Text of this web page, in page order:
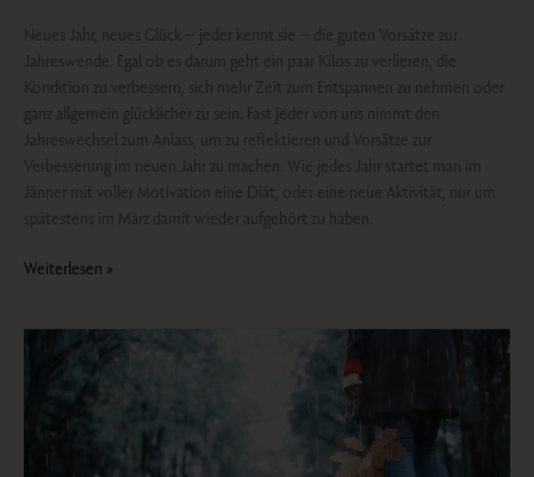
Neues Jahr, neues Glück – jeder kennt sie – die guten Vorsätze zur
Jahreswende. Egal ob es darum geht ein paar Kilos zu verlieren, die
Kondition zu verbessern, sich mehr Zeit zum Entspannen zu nehmen oder
ganz allgemein glücklicher zu sein. Fast jeder von uns nimmt den
Jahreswechsel zum Anlass, um zu reflektieren und Vorsätze zur
Verbesserung im neuen Jahr zu machen. Wie jedes Jahr startet man im
Jänner mit voller Motivation eine Diät, oder eine neue Aktivität, nur um
spätestens im März damit wieder aufgehört zu haben.
Weiterlesen »